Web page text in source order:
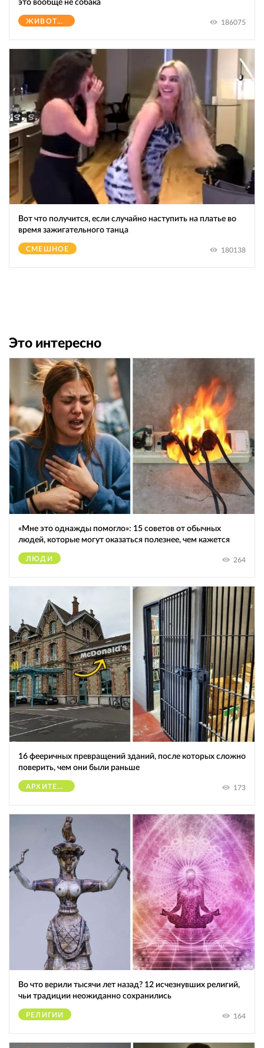
это вообще не собака
ЖИВОТНЫЕ 186075
Вот что получится, если случайно наступить на платье во
время зажигательного танца
СМЕШНОЕ 180138
Это интересно
«Мне это однажды помогло»: 15 советов от обычных
людей, которые могут оказаться полезнее, чем кажется
ЛЮДИ 264
16 фееричных превращений зданий, после которых сложно
поверить, чем они были раньше
АРХИТЕКТУРА 173
Во что верили тысячи лет назад? 12 исчезнувших религий,
чьи традиции неожиданно сохранились
РЕЛИГИИ 164